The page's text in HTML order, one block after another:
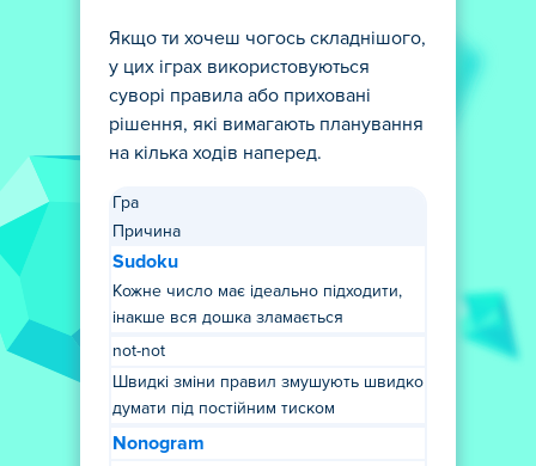
Якщо ти хочеш чогось складнішого,
у цих іграх використовуються
суворі правила або приховані
рішення, які вимагають планування
на кілька ходів наперед.
Гра
Причина
Sudoku
Кожне число має ідеально підходити,
інакше вся дошка зламається
not-not
Швидкі зміни правил змушують швидко
думати під постійним тиском
Nonogram